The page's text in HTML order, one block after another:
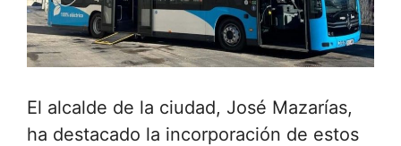
El alcalde de la ciudad, José Mazarías,
ha destacado la incorporación de estos